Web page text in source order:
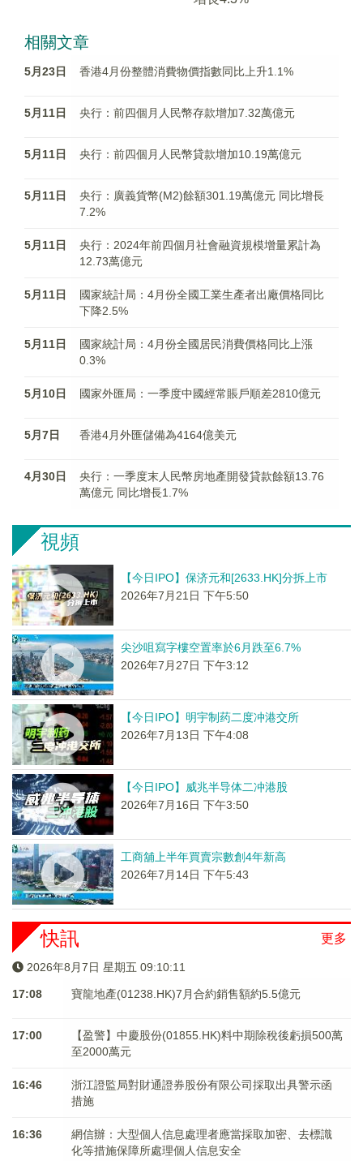
相關文章
5月23日 香港4月份整體消費物價指數同比上升1.1%
5月11日 央行：前四個月人民幣存款增加7.32萬億元
5月11日 央行：前四個月人民幣貸款增加10.19萬億元
5月11日
央行：廣義貨幣(M2)餘額301.19萬億元 同比增長
7.2%
5月11日
央行：2024年前四個月社會融資規模增量累計為
12.73萬億元
5月11日
國家統計局：4月份全國工業生產者出廠價格同比
下降2.5%
5月11日
國家統計局：4月份全國居民消費價格同比上漲
0.3%
5月10日 國家外匯局：一季度中國經常賬戶順差2810億元
5月7日 香港4月外匯儲備為4164億美元
4月30日
央行：一季度末人民幣房地產開發貸款餘額13.76
萬億元 同比增長1.7%
視頻
【今日IPO】保济元和[2633.HK]分拆上市
2026年7月21日 下午5:50
尖沙咀寫字樓空置率於6月跌至6.7%
2026年7月27日 下午3:12
【今日IPO】明宇制药二度冲港交所
2026年7月13日 下午4:08
【今日IPO】威兆半导体二冲港股
2026年7月16日 下午3:50
工商舖上半年買賣宗數創4年新高
2026年7月14日 下午5:43
更多
快訊
2026年8月7日 星期五 09:10:11
17:08 寶龍地產(01238.HK)7月合約銷售額約5.5億元
17:00
【盈警】中慶股份(01855.HK)料中期除稅後虧損500萬
至2000萬元
16:46
浙江證監局對財通證券股份有限公司採取出具警示函
措施
16:36
網信辦：大型個人信息處理者應當採取加密、去標識
化等措施保障所處理個人信息安全